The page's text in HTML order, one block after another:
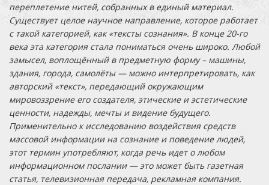
переплетение нитей, собранных в единый материал.
Существует целое научное направление, которое работает
с такой категорией, как «тексты сознания». В конце 20-го
века эта категория стала пониматься очень широко. Любой
замысел, воплощённый в предметную форму – машины,
здания, города, самолёты — можно интерпретировать, как
авторский «текст», передающий окружающим
мировоззрение его создателя, этические и эстетические
ценности, надежды, мечты и видение будущего.
Применительно к исследованию воздействия средств
массовой информации на сознание и поведение людей,
этот термин употребляют, когда речь идет о любом
информационном послании — это может быть газетная
статья, телевизионная передача, рекламная компания.